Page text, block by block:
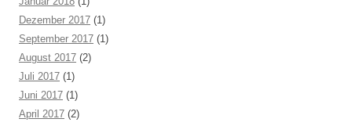
Dezember 2017 (1)
September 2017 (1)
August 2017 (2)
Juli 2017 (1)
Juni 2017 (1)
April 2017 (2)